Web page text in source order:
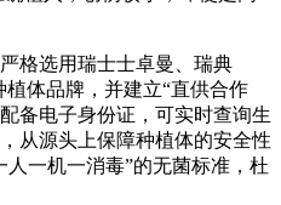
选用瑞士士卓曼、瑞典
体品牌，并建立“直供合作
备电子身份证，可实时查询生
从源头上保障种植体的安全性
一机一消毒”的无菌标准，杜